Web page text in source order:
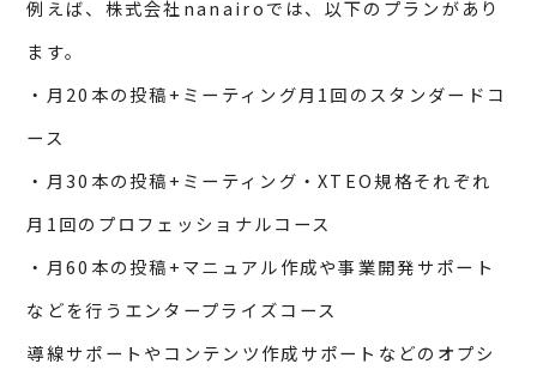
例えば、株式会社nanairoでは、以下のプランがあり
ます。
・月20本の投稿+ミーティング月1回のスタンダードコ
ース
・月30本の投稿+ミーティング・XTEO規格それぞれ
月1回のプロフェッショナルコース
・月60本の投稿+マニュアル作成や事業開発サポート
などを行うエンタープライズコース
導線サポートやコンテンツ作成サポートなどのオプシ